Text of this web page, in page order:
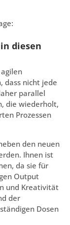
diesen
dass nicht jede
parallel
die wiederholt,
Prozessen
den neuen
Ihnen ist
da sie für
Output
und Kreativität
der
Dosen